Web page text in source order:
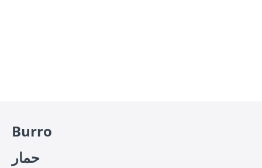
Burro
حمار